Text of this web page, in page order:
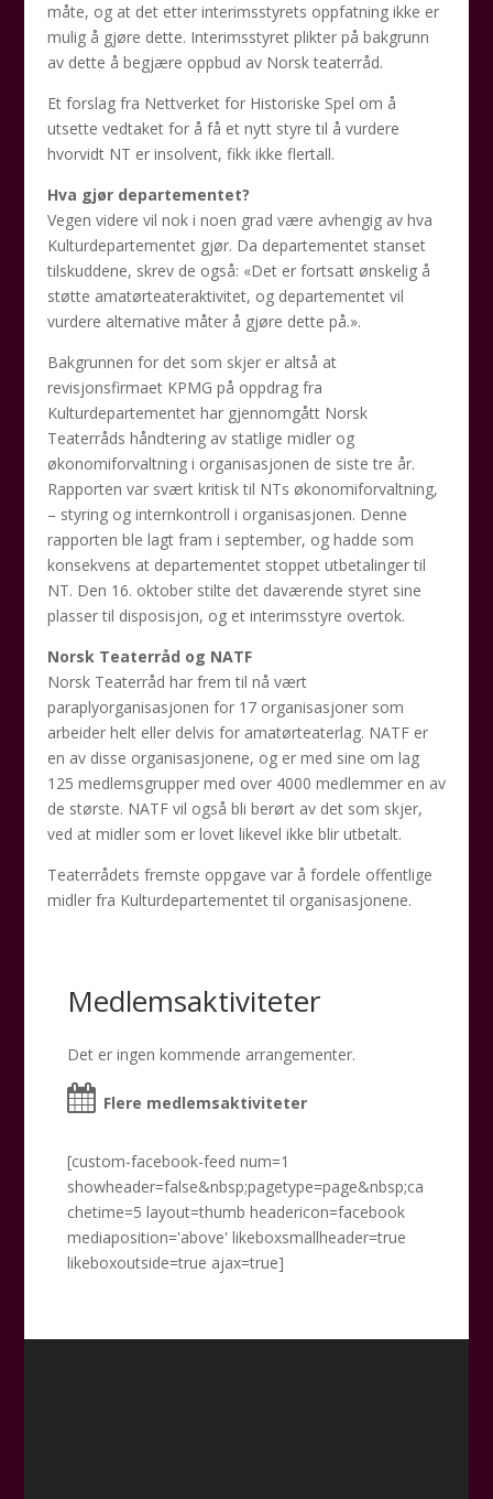
måte, og at det etter interimsstyrets oppfatning ikke er
mulig å gjøre dette. Interimsstyret plikter på bakgrunn
av dette å begjære oppbud av Norsk teaterråd.
Et forslag fra Nettverket for Historiske Spel om å
utsette vedtaket for å få et nytt styre til å vurdere
hvorvidt NT er insolvent, fikk ikke flertall.
Hva gjør departementet?
Vegen videre vil nok i noen grad være avhengig av hva
Kulturdepartementet gjør. Da departementet stanset
tilskuddene, skrev de også: «Det er fortsatt ønskelig å
støtte amatørteateraktivitet, og departementet vil
vurdere alternative måter å gjøre dette på.».
Bakgrunnen for det som skjer er altså at
revisjonsfirmaet KPMG på oppdrag fra
Kulturdepartementet har gjennomgått Norsk
Teaterråds håndtering av statlige midler og
økonomiforvaltning i organisasjonen de siste tre år.
Rapporten var svært kritisk til NTs økonomiforvaltning,
– styring og internkontroll i organisasjonen. Denne
rapporten ble lagt fram i september, og hadde som
konsekvens at departementet stoppet utbetalinger til
NT. Den 16. oktober stilte det daværende styret sine
plasser til disposisjon, og et interimsstyre overtok.
Norsk Teaterråd og NATF
Norsk Teaterråd har frem til nå vært
paraplyorganisasjonen for 17 organisasjoner som
arbeider helt eller delvis for amatørteaterlag. NATF er
en av disse organisasjonene, og er med sine om lag
125 medlemsgrupper med over 4000 medlemmer en av
de største. NATF vil også bli berørt av det som skjer,
ved at midler som er lovet likevel ikke blir utbetalt.
Teaterrådets fremste oppgave var å fordele offentlige
midler fra Kulturdepartementet til organisasjonene.
Medlemsaktiviteter
Det er ingen kommende arrangementer.
Flere medlemsaktiviteter
[custom-facebook-feed num=1
showheader=false&nbsp;pagetype=page&nbsp;ca
chetime=5 layout=thumb headericon=facebook
mediaposition='above' likeboxsmallheader=true
likeboxoutside=true ajax=true]